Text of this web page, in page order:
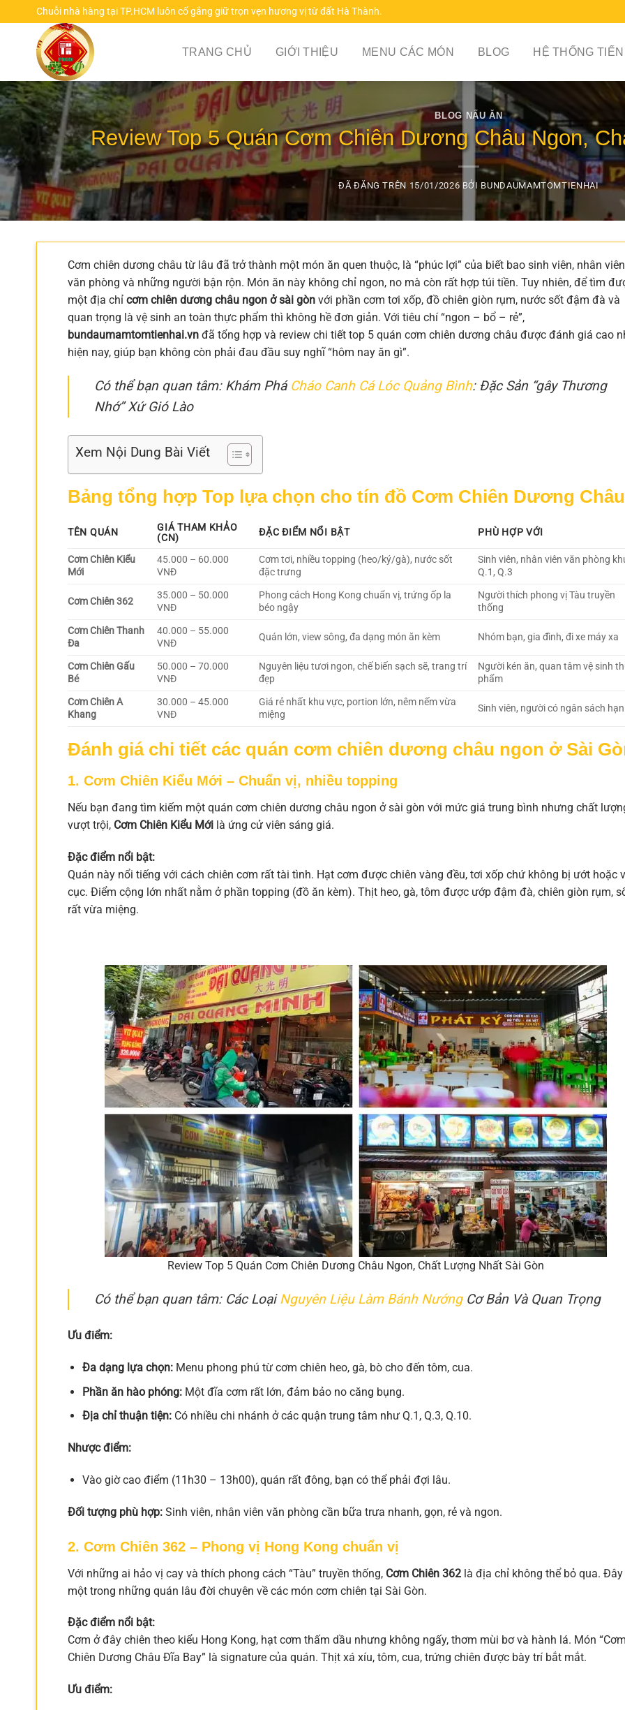
đến
Chuỗi nhà hàng tại TP.HCM luôn cố gắng giữ trọn vẹn hương vị từ đất Hà Thành.
TRANG CHỦ GIỚI THIỆU MENU CÁC MÓN BLOG HỆ THỐNG
BLOG NẤU ĂN
Review Top 5 Quán Cơm Chiên Dương Châu Ngon,
ĐÃ ĐĂNG TRÊN 15/01/2026 BỞI BUNDAUMAMTOMTIENHAI
Cơm chiên dương châu từ lâu đã trở thành một món ăn quen thuộc, là “phúc lợi” của biết bao sinh viên, nhân viên
văn phòng và những người bận rộn. Món ăn này không chỉ ngon, no mà còn rất hợp túi tiền. Tuy nhiên, để tìm
một địa chỉ cơm chiên dương châu ngon ở sài gòn với phần cơm tơi xốp, đồ chiên giòn rụm, nước sốt đậm đà và
quan trọng là vệ sinh an toàn thực phẩm thì không hề đơn giản. Với tiêu chí “ngon – bổ – rẻ”,
bundaumamtomtienhai.vn đã tổng hợp và review chi tiết top 5 quán cơm chiên dương châu được đánh giá cao
hiện nay, giúp bạn không còn phải đau đầu suy nghĩ “hôm nay ăn gì”.
Có thể bạn quan tâm: Khám Phá Cháo Canh Cá Lóc Quảng Bình: Đặc Sản “gây Thương
Nhớ” Xứ Gió Lào
Xem Nội Dung Bài Viết
Bảng tổng hợp Top lựa chọn cho tín đồ Cơm Chiên Dương Châu
TÊN QUÁN
GIÁ THAM KHẢO
(CN)
ĐẶC ĐIỂM NỔI BẬT PHÙ HỢP VỚI
Cơm Chiên Kiểu
Mới
45.000 – 60.000
VNĐ
Cơm tơi, nhiều topping (heo/ký/gà), nước sốt
đặc trưng
Sinh viên, nhân viên văn phòng
Q.1, Q.3
Cơm Chiên 362
35.000 – 50.000
VNĐ
Phong cách Hong Kong chuẩn vị, trứng ốp la
béo ngậy
Người thích phong vị Tàu truyền
thống
Cơm Chiên Thanh
Đa
40.000 – 55.000
VNĐ
Quán lớn, view sông, đa dạng món ăn kèm Nhóm bạn, gia đình, đi xe máy xa
Cơm Chiên Gấu
Bé
50.000 – 70.000
VNĐ
Nguyên liệu tươi ngon, chế biến sạch sẽ, trang trí
đẹp
Người kén ăn, quan tâm vệ sinh
phẩm
Cơm Chiên A
Khang
30.000 – 45.000
VNĐ
Giá rẻ nhất khu vực, portion lớn, nêm nếm vừa
miệng
Sinh viên, người có ngân sách
Đánh giá chi tiết các quán cơm chiên dương châu ngon ở Sài
1. Cơm Chiên Kiểu Mới – Chuẩn vị, nhiều topping
Nếu bạn đang tìm kiếm một quán cơm chiên dương châu ngon ở sài gòn với mức giá trung bình nhưng chất
vượt trội, Cơm Chiên Kiểu Mới là ứng cử viên sáng giá.
Đặc điểm nổi bật:
Quán này nổi tiếng với cách chiên cơm rất tài tình. Hạt cơm được chiên vàng đều, tơi xốp chứ không bị ướt hoặc
cục. Điểm cộng lớn nhất nằm ở phần topping (đồ ăn kèm). Thịt heo, gà, tôm được ướp đậm đà, chiên giòn rụm,
rất vừa miệng.
Review Top 5 Quán Cơm Chiên Dương Châu Ngon, Chất Lượng Nhất Sài Gòn
Có thể bạn quan tâm: Các Loại Nguyên Liệu Làm Bánh NướngCơ Bản Và Quan Trọng
Ưu điểm:
Đa dạng lựa chọn:Menu phong phú từ cơm chiên heo, gà, bò cho đến tôm, cua.
Phần ăn hào phóng:Một đĩa cơm rất lớn, đảm bảo no căng bụng.
Địa chỉ thuận tiện:Có nhiều chi nhánh ở các quận trung tâm như Q.1, Q.3, Q.10.
Nhược điểm:
Vào giờ cao điểm (11h30 – 13h00), quán rất đông, bạn có thể phải đợi lâu.
Đối tượng phù hợp: Sinh viên, nhân viên văn phòng cần bữa trưa nhanh, gọn, rẻ và ngon.
2. Cơm Chiên 362 – Phong vị Hong Kong chuẩn vị
Với những ai hảo vị cay và thích phong cách “Tàu” truyền thống, Cơm Chiên 362 là địa chỉ không thể bỏ qua.
một trong những quán lâu đời chuyên về các món cơm chiên tại Sài Gòn.
Đặc điểm nổi bật:
Cơm ở đây chiên theo kiểu Hong Kong, hạt cơm thấm dầu nhưng không ngấy, thơm mùi bơ và hành lá. Món
Chiên Dương Châu Đĩa Bay” là signature của quán. Thịt xá xíu, tôm, cua, trứng chiên được bày trí bắt mắt.
Ưu điểm: